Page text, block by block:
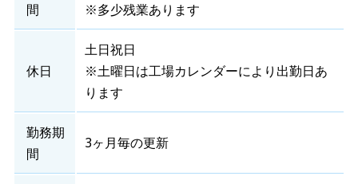
間
※多少残業あります
休日
土日祝日
※土曜日は工場カレンダーにより出勤日あ
ります
勤務期
間
3ヶ月毎の更新